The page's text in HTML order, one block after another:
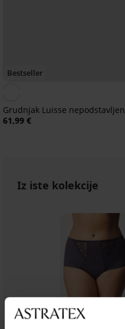
Bestseller
Grudnjak Luisse nepodstavljen
61,99 €
Iz iste kolekcije